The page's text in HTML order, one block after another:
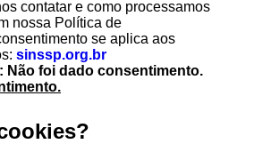
contatar e como processamos
nossa Política de
se aplica aos
sinssp.org.br
Não foi dado consentimento.